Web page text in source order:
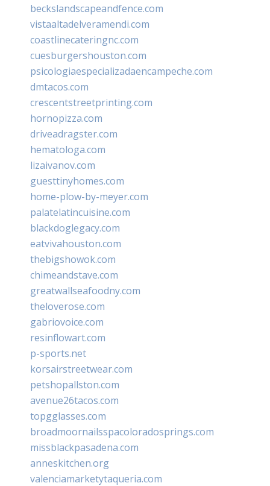
beckslandscapeandfence.com
vistaaltadelveramendi.com
coastlinecateringnc.com
cuesburgershouston.com
psicologiaespecializadaencampeche.com
dmtacos.com
crescentstreetprinting.com
hornopizza.com
driveadragster.com
hematologa.com
lizaivanov.com
guesttinyhomes.com
home-plow-by-meyer.com
palatelatincuisine.com
blackdoglegacy.com
eatvivahouston.com
thebigshowok.com
chimeandstave.com
greatwallseafoodny.com
theloverose.com
gabriovoice.com
resinflowart.com
p-sports.net
korsairstreetwear.com
petshopallston.com
avenue26tacos.com
topgglasses.com
broadmoornailsspacoloradosprings.com
missblackpasadena.com
anneskitchen.org
valenciamarketytaqueria.com